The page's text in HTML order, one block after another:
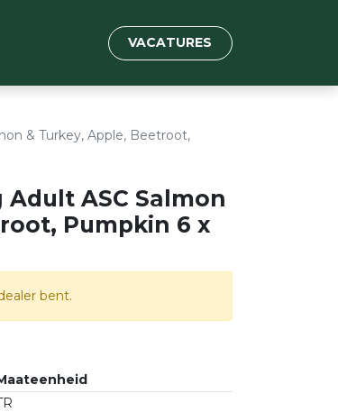
VACATURES
& Turkey, Apple, Beetroot,
ASC Salmon
Pumpkin 6 x
bent.